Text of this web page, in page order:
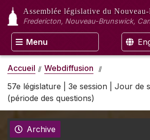
Assemblée législative du
Fredericton, Nouveau-Brunswick,
Menu
Accueil
Webdiffusion
57e législature | 3e session | Jour de
(période des questions)
Archive